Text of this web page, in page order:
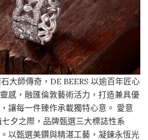
大師傳奇，DE BEERS 以逾百年匠心
感，融匯倫敦藝術活力，打造兼具優
讓每一件臻作承載獨特心意。 愛意
夕之際，品牌甄選三大標誌性系
以甄選美鑽與精湛工藝，凝鍊永恆光